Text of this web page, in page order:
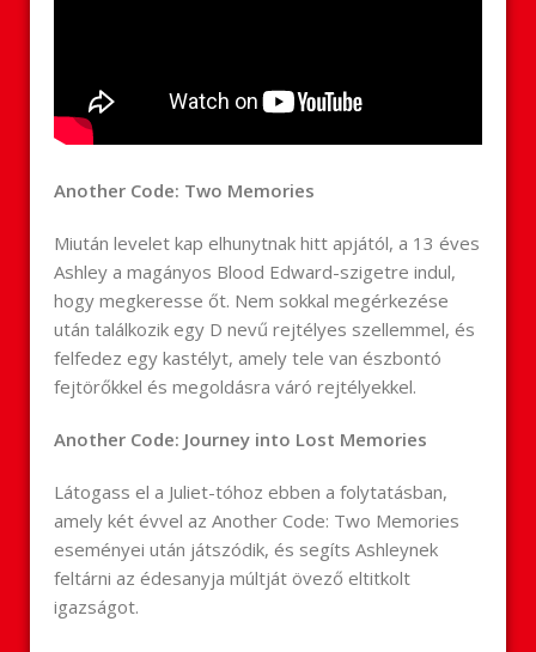
Another Code: Two Memories
Miután levelet kap elhunytnak hitt apjától, a 13 éves
Ashley a magányos Blood Edward-szigetre indul,
hogy megkeresse őt. Nem sokkal megérkezése
után találkozik egy D nevű rejtélyes szellemmel, és
felfedez egy kastélyt, amely tele van észbontó
fejtörőkkel és megoldásra váró rejtélyekkel.
Another Code: Journey into Lost Memories
Látogass el a Juliet-tóhoz ebben a folytatásban,
amely két évvel az Another Code: Two Memories
eseményei után játszódik, és segíts Ashleynek
feltárni az édesanyja múltját övező eltitkolt
igazságot.